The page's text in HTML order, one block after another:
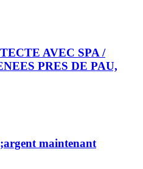
AVEC SPA /
PRES DE PAU,
maintenant